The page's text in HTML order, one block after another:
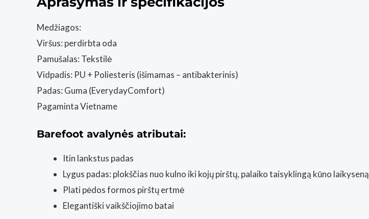
Medžiagos:
Viršus: perdirbta oda
Pamušalas: Tekstilė
Vidpadis: PU + Poliesteris (išimamas – antibakterinis)
Padas: Guma (EverydayComfort)
Pagaminta Vietname
Barefoot avalynės atributai:
Itin lankstus padas
Lygus padas: plokščias nuo kulno iki kojų pirštų, palaiko taisyklingą kūno laikyseną
Plati pėdos formos pirštų ertmė
Elegantiški vaikščiojimo batai